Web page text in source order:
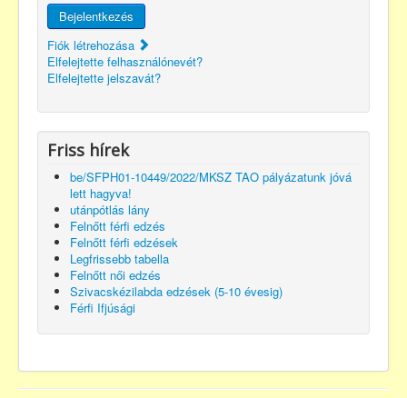
Bejelentkezés
Fiók létrehozása
Elfelejtette felhasználónevét?
Elfelejtette jelszavát?
Friss hírek
be/SFPH01-10449/2022/MKSZ TAO pályázatunk jóvá
lett hagyva!
utánpótlás lány
Felnőtt férfi edzés
Felnőtt férfi edzések
Legfrissebb tabella
Felnőtt női edzés
Szivacskézilabda edzések (5-10 évesig)
Férfi Ifjúsági